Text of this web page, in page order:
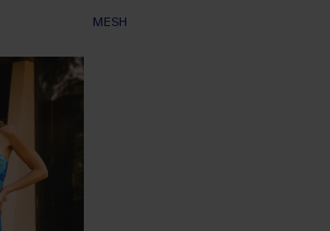
MESH